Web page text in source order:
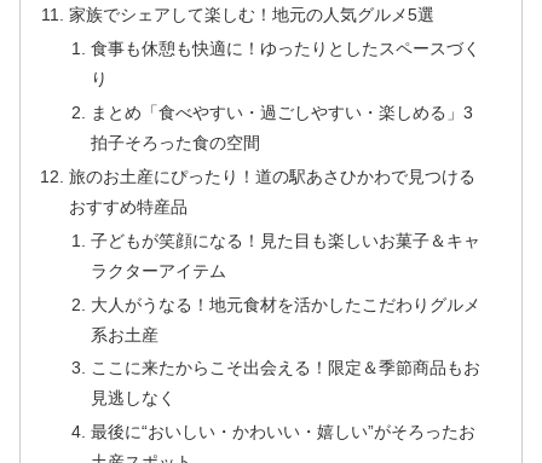
家族でシェアして楽しむ！地元の人気グルメ5選
食事も休憩も快適に！ゆったりとしたスペースづく
り
まとめ「食べやすい・過ごしやすい・楽しめる」3
拍子そろった食の空間
旅のお土産にぴったり！道の駅あさひかわで見つける
おすすめ特産品
子どもが笑顔になる！見た目も楽しいお菓子＆キャ
ラクターアイテム
大人がうなる！地元食材を活かしたこだわりグルメ
系お土産
ここに来たからこそ出会える！限定＆季節商品もお
見逃しなく
最後に“おいしい・かわいい・嬉しい”がそろったお